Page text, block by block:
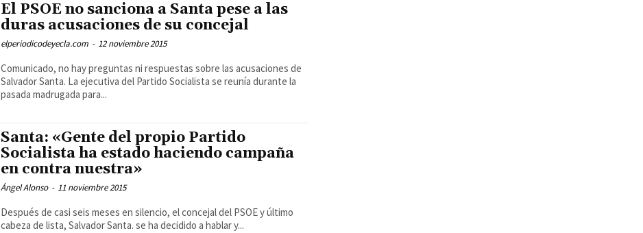
El PSOE no sanciona a Santa pese a las
duras acusaciones de su concejal
elperiodicodeyecla.com - 12 noviembre 2015
Comunicado, no hay preguntas ni respuestas sobre las acusaciones de
Salvador Santa. La ejecutiva del Partido Socialista se reunía durante la
pasada madrugada para...
Santa: «Gente del propio Partido
Socialista ha estado haciendo campaña
en contra nuestra»
Ángel Alonso - 11 noviembre 2015
Después de casi seis meses en silencio, el concejal del PSOE y último
cabeza de lista, Salvador Santa. se ha decidido a hablar y...